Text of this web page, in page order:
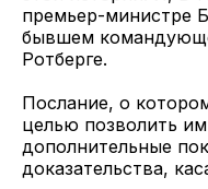
премьер-министре
бывшем
Ротберге.
Послание, о
целью позволить
дополнительные
доказательства,